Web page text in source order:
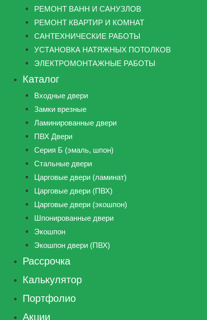
РЕМОНТ ВАНН И САНУЗЛОВ
РЕМОНТ КВАРТИР И КОМНАТ
САНТЕХНИЧЕСКИЕ РАБОТЫ
УСТАНОВКА НАТЯЖНЫХ ПОТОЛКОВ
ЭЛЕКТРОМОНТАЖНЫЕ РАБОТЫ
Каталог
Входные двери
Замки врезные
Ламинированные двери
ПВХ Двери
Серия Б (эмаль, шпон)
Стальные двери
Царговые двери (ламинат)
Царговые двери (ПВХ)
Царговые двери (экошпон)
Шпонированные двери
Экошпон
Экошпон двери (ПВХ)
Рассрочка
Калькулятор
Портфолио
Акции